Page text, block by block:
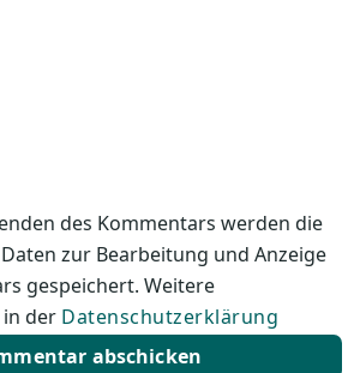
des Kommentars werden die
zur Bearbeitung und Anzeige
gespeichert. Weitere
der Datenschutzerklärung